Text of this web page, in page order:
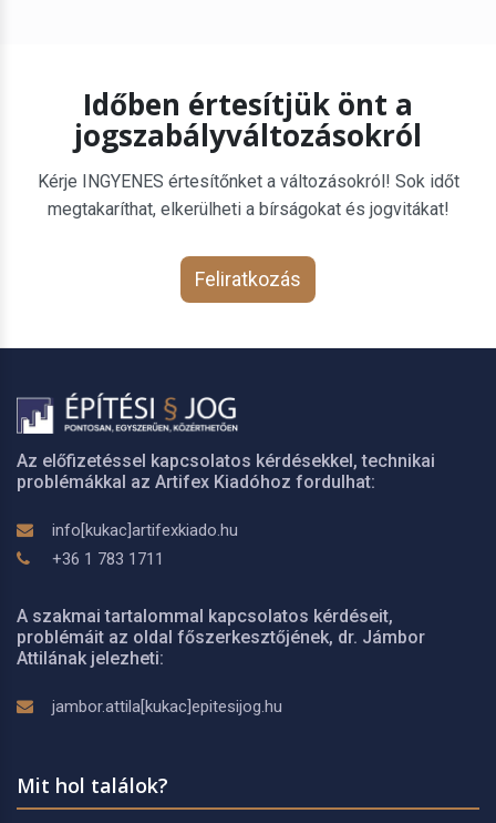
Időben értesítjük önt a
jogszabályváltozásokról
Kérje INGYENES értesítőnket a változásokról! Sok időt
megtakaríthat, elkerülheti a bírságokat és jogvitákat!
Feliratkozás
Az előfizetéssel kapcsolatos kérdésekkel, technikai
problémákkal az Artifex Kiadóhoz fordulhat:
info[kukac]artifexkiado.hu
+36 1 783 1711
A szakmai tartalommal kapcsolatos kérdéseit,
problémáit az oldal főszerkesztőjének, dr. Jámbor
Attilának jelezheti:
jambor.attila[kukac]epitesijog.hu
Mit hol találok?